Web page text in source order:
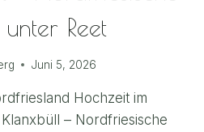
unter Reet
Juni 5, 2026
Hochzeit im
– Nordfriesische